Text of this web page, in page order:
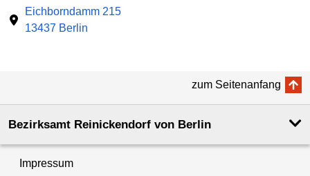
Eichborndamm 215
13437 Berlin
zum Seitenanfang
Bezirksamt Reinickendorf von Berlin
Impressum